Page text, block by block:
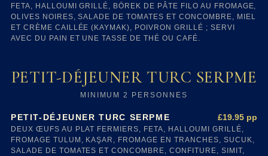
FETA, HALLOUMI GRILLÉ, BÖREK DE PÂTE FILO AU FROMAGE,
OLIVES NOIRES, SALADE DE TOMATES ET CONCOMBRE, MIEL
ET CRÈME CAILLÉE (KAYMAK), POIVRON GRILLÉ ; SERVI
AVEC DU PAIN ET UNE TASSE DE THÉ OU CAFÉ.
PETIT-DÉJEUNER TURC SERPME
MINIMUM 2 PERSONNES
PETIT-DÉJEUNER TURC SERPME £19.95 pp
DEUX ŒUFS AU PLAT FERMIERS, FETA, HALLOUMI GRILLÉ,
FROMAGE TULUM, KAŞAR, FROMAGE EN TRANCHES, SUCUK,
SALADE DE TOMATES ET CONCOMBRE, CONFITURE, SIMIT,